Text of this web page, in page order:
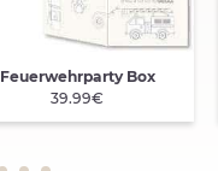
Feuerwehrparty Box
39.99€